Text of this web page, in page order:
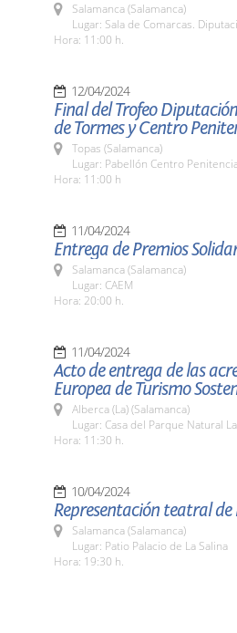
Salamanca (Salamanca)
Lugar: Sala de Comarcas.
Hora: 11:00 h.
12/04/2024
Final del Trofeo
de Tormes y Centro
Topas (Salamanca)
Lugar: Pabellón Centro
Hora: 11:00 h
11/04/2024
Entrega de Premios
Salamanca (Salamanca)
Lugar: CAEM
Hora: 20:00 h.
11/04/2024
Acto de entrega de las
Europea de Turismo
Alberca (La) (Salamanca)
Lugar: Casa del Parque Natural
Hora: 11:30 h.
10/04/2024
Representación teatral
Salamanca (Salamanca)
Lugar: Patio Palacio de La Salina
Hora: 19:30 h.